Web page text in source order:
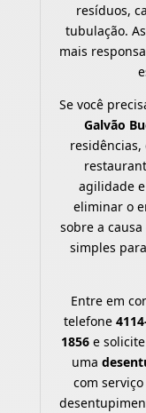
resíduos,
tubulação.
mais
Se você
Galvão
residências,
agilidade
eliminar o
sobre a
simples
Entre em
telefone
1856e solicite
uma
com